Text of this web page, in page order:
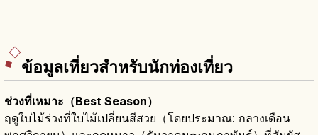
ข้อมูลเที่ยวสำหรับนักท่องเที่ยว
ช่วงที่เหมาะ（Best Season）
ฤดูใบไม้ร่วงที่ใบไม้เปลี่ยนสีสวย（โดยประมาณ: กลางเดือน